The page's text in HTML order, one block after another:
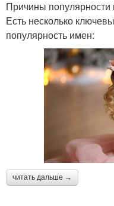
Причины популярности
Есть несколько
популярность имен:
читать дальше →